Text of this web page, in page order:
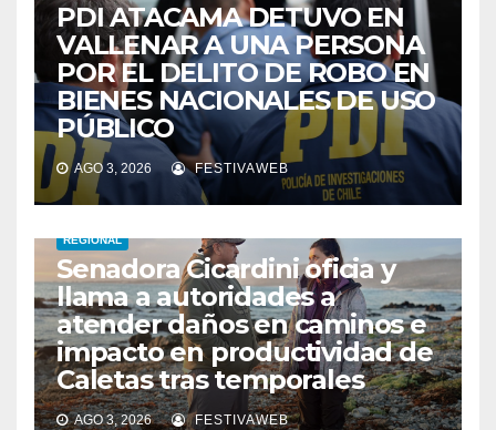
PDI ATACAMA DETUVO EN
VALLENAR A UNA PERSONA
POR EL DELITO DE ROBO EN
BIENES NACIONALES DE USO
PÚBLICO
AGO 3, 2026 FESTIVAWEB
REGIONAL
Senadora Cicardini oficia y
llama a autoridades a
atender daños en caminos e
impacto en productividad de
Caletas tras temporales
AGO 3, 2026 FESTIVAWEB